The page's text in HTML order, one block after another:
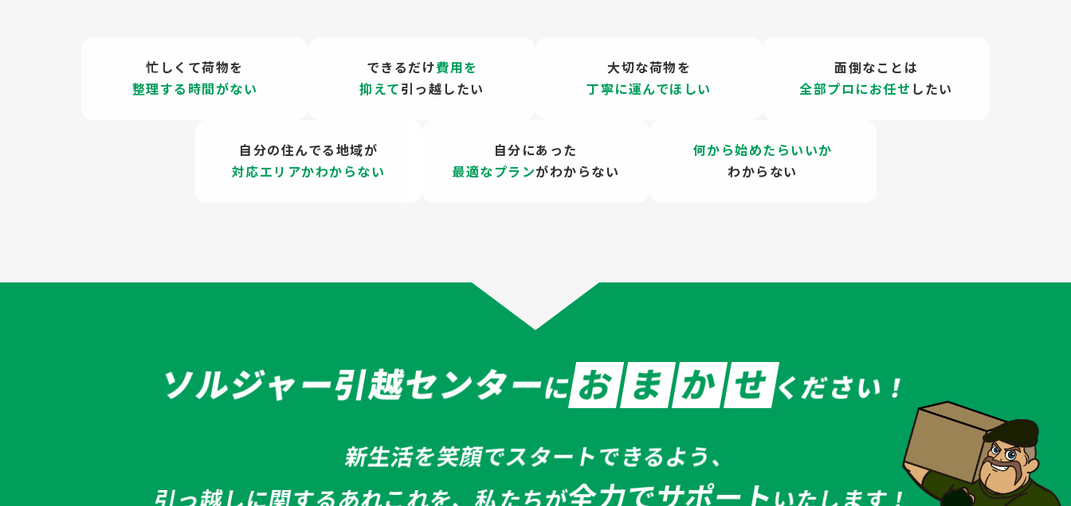
忙しくて荷物を
整理する時間がない
できるだけ費用を
抑えて 引っ越したい
大切な荷物を
丁寧に運んでほしい
面倒なことは
全部プロにお任せ したい
自分の住んでる地域が
対応エリアかわからない
自分にあった
最適なプランがわからない
何から始めたらいいか
わからない
ソルジャー引越センターにお ま か せ ください！
新生活を笑顔でスタート できるよう、
引っ越しに関するあれこれを、私たちが全力でサポートいたします！